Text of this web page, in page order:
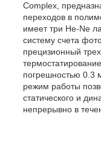
Complex,
переходов в
имеет три He-Ne
систему счета
прецизионный
погрешностью 0.3
режим работы
статического и
непрерывно в